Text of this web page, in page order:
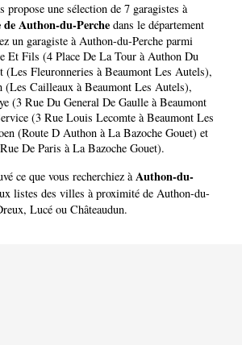
propose une sélection de 7 garagistes à
Authon-du-Perche dans le département
un garagiste à Authon-du-Perche parmi
Et Fils (4 Place De La Tour à Authon Du
(Les Fleuronneries à Beaumont Les Autels),
(Les Cailleaux à Beaumont Les Autels),
(3 Rue Du General De Gaulle à Beaumont
(3 Rue Louis Lecomte à Beaumont Les
(Route D Authon à La Bazoche Gouet) et
De Paris à La Bazoche Gouet).
ce que vous recherchiez à Authon-du-
listes des villes à proximité de Authon-du-
, Lucé ou Châteaudun.